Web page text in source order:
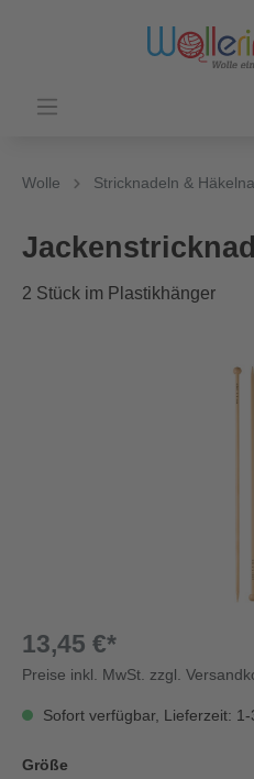
Wolle Stricknadeln &
2 Stück im Plastikhänger
13,45 €*
Preise inkl. MwSt. zzgl.
Sofort verfügbar, Lieferzeit: 1-
Größe